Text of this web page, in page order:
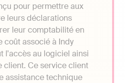
pour permettre aux
leurs déclarations
leur comptabilité en
coût associé à Indy
l'accès au logiciel ainsi
client. Ce service client
assistance technique